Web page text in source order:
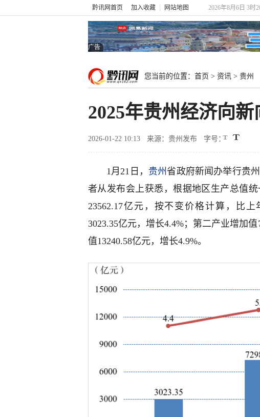
黔讯网首页 加入收藏 网站地图 2026年8月6日 3时
广告
您当前的位置： 首页 > 资讯 > 贵州
2025年贵州经济向
2026-01-22 10:13 来源：贵州发布 字号：
1月21日， 贵州省政府新闻办举行贵
者从发布会上获悉，根据地区生产总值
23562.17亿元，按不变价格计算，比
3023.35亿元，增长4.4%；第二产业增加
值13240.58亿元，增长4.9%。